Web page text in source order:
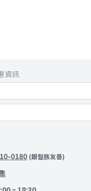
資訊
0180 (銀髮族友善)